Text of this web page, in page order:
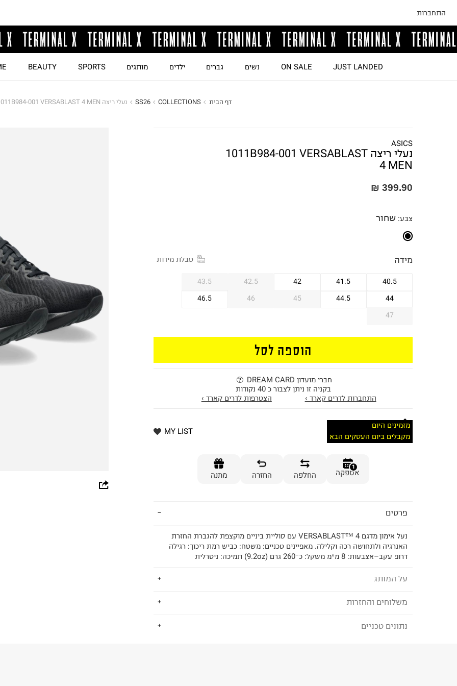
התחברות
JUST LANDED
ON SALE נשים גברים ילדים מותגים SPORTS
BEAUTY
דף הבית COLLECTIONS
SS26 נעלי ריצה 1011B984-001 VERSABLAST 4 MEN
ASICS
נעלי ריצה 1011B984-001 VERSABLAST
4 MEN
399.90 ₪
צבע: שחור
מידה טבלת מידות
40.5
41.5
42
42.5
43.5
44
44.5
45
46
46.5
47
הוספה לסל
חברי מועדון DREAM CARD
בקניה זו ניתן לצבור כ 40 נקודות
התחברות לדרים קארד ›
הצטרפות לדרים קארד ›
מזמינים היום
מקבלים ביום העסקים הבא
MY LIST
1
אספקה החלפה החזרה מתנה
פרטים
נעל אימון מדגם VERSABLAST™ 4 עם סוליית ביניים מוקצפת להגברת החזרת
האנרגיה ולתחושה רכה וקלילה. מאפיינים טכניים: משטח: כביש רמת ריכוך: רגילה
דרופ עקב–אצבעות: 8 מ״מ משקל: כ־260 גרם (9.2oz) תמיכה: ניטרלית
על המותג
ASICS - אסיקס
משלוחים והחזרות
לבחירת בשיטת המשלוח המתאימה לכם,
נתונים טכניים